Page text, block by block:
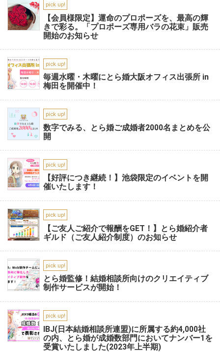
pick up!
【会員様限定】運命のプロポーズを、最高の輝
きで彩る。「プロポーズ専用バラの花束」販売
開始のお知らせ
pick up!
毎週水曜・木曜にとら婚大阪オフィス出張所 in
梅田を開催中！
pick up!
数字でみる、とら婚ご成婚者2000名まとめを公
開
pick up!
【好評につき継続！】池袋限定のイベントを開
催いたします！
pick up!
【ご友人ご紹介で報酬をGET！】とら婚紹介者
ギルド（ご友人紹介制度）のお知らせ
pick up!
とら婚監修！結婚相談所向けのクリエイティブ
制作サービスが開始！
pick up!
IBJ(日本結婚相談所連盟)に所属する約4,000社
の内、とら婚が成婚数部門においてナンバー1を
受賞いたしました(2023年上半期)